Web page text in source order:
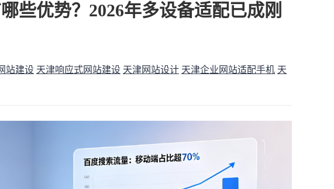
些优势？2026年多设备适配已成刚
站建设 天津响应式网站建设 天津网站设计 天津企业网站适配手机 天